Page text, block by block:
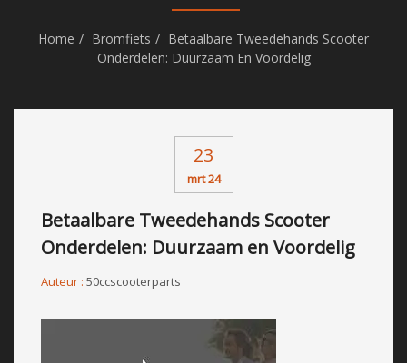
Home Bromfiets
Betaalbare Tweedehands Scooter
Onderdelen: Duurzaam En Voordelig
23
mrt 24
Betaalbare Tweedehands Scooter
Onderdelen: Duurzaam en Voordelig
Auteur : 50ccscooterparts